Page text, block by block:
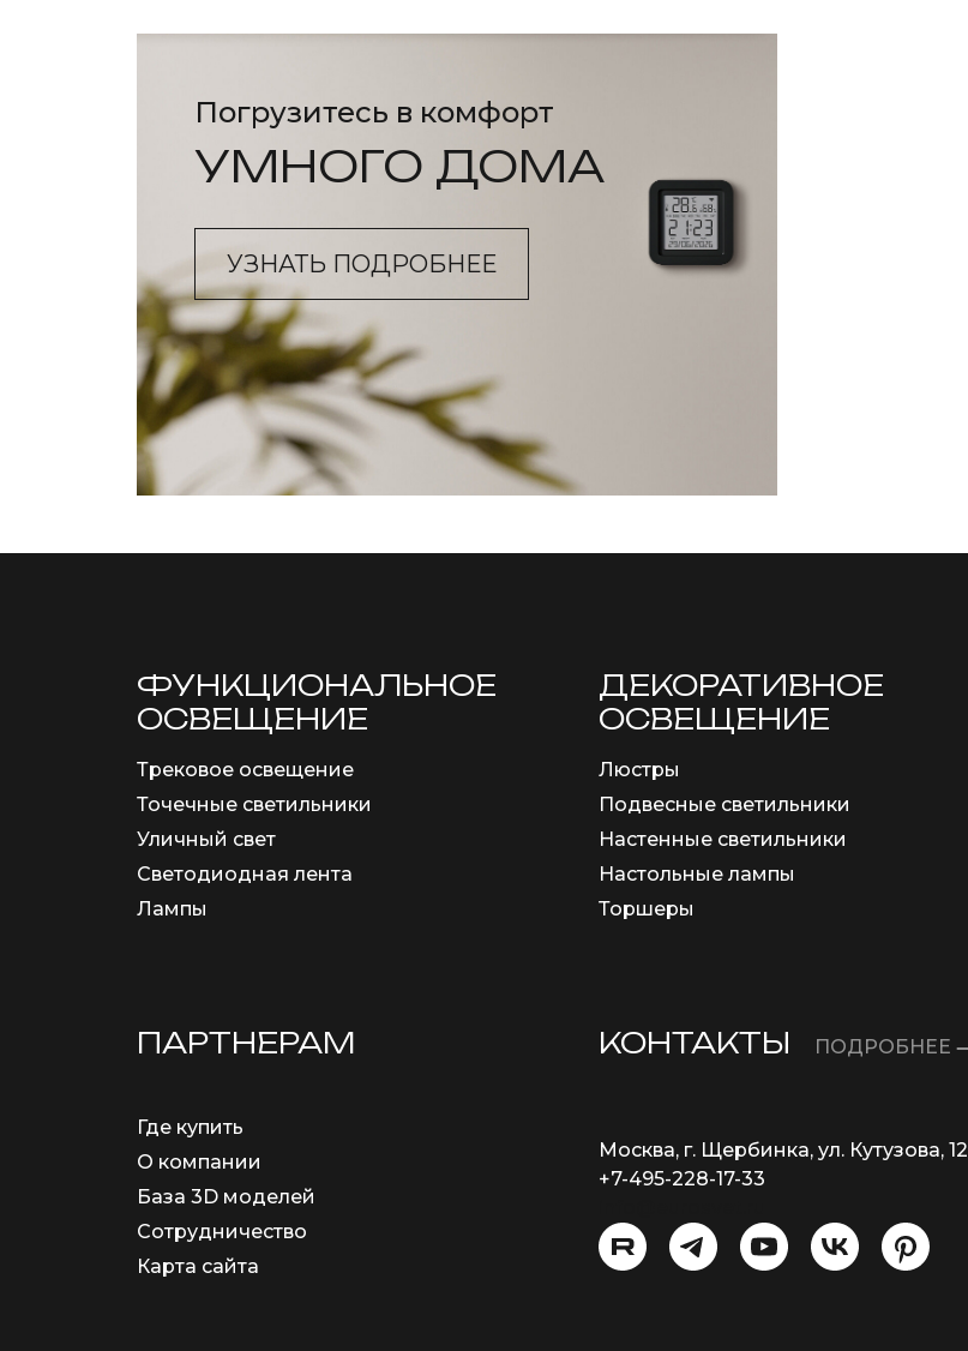
Погрузитесь в комфорт
УМНОГО ДОМА
УЗНАТЬ ПОДРОБНЕЕ
ФУНКЦИОНА­ЛЬНОЕ
ОСВЕЩЕНИЕ
Трековое освещение
Точечные светильники
Уличный свет
Светодиодная лента
Лампы
ДЕКОРАТИВНОЕ
ОСВЕЩЕНИЕ
Люстры
Подвесные светильники
Настенные светильники
Настольные лампы
Торшеры
ПАРТНЕРАМ
Где купить
О компании
База 3D моделей
Сотрудничество
Карта сайта
КОНТАКТЫ ПОДРОБНЕЕ
Москва, г. Щербинка, ул. Кутузова, 12
+7-495-228-17-33